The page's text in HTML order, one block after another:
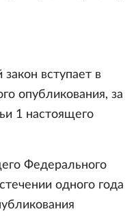
вступает в
опубликования, за
1 настоящего
Федерального
одного года